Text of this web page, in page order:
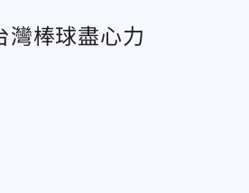
棒球盡心力